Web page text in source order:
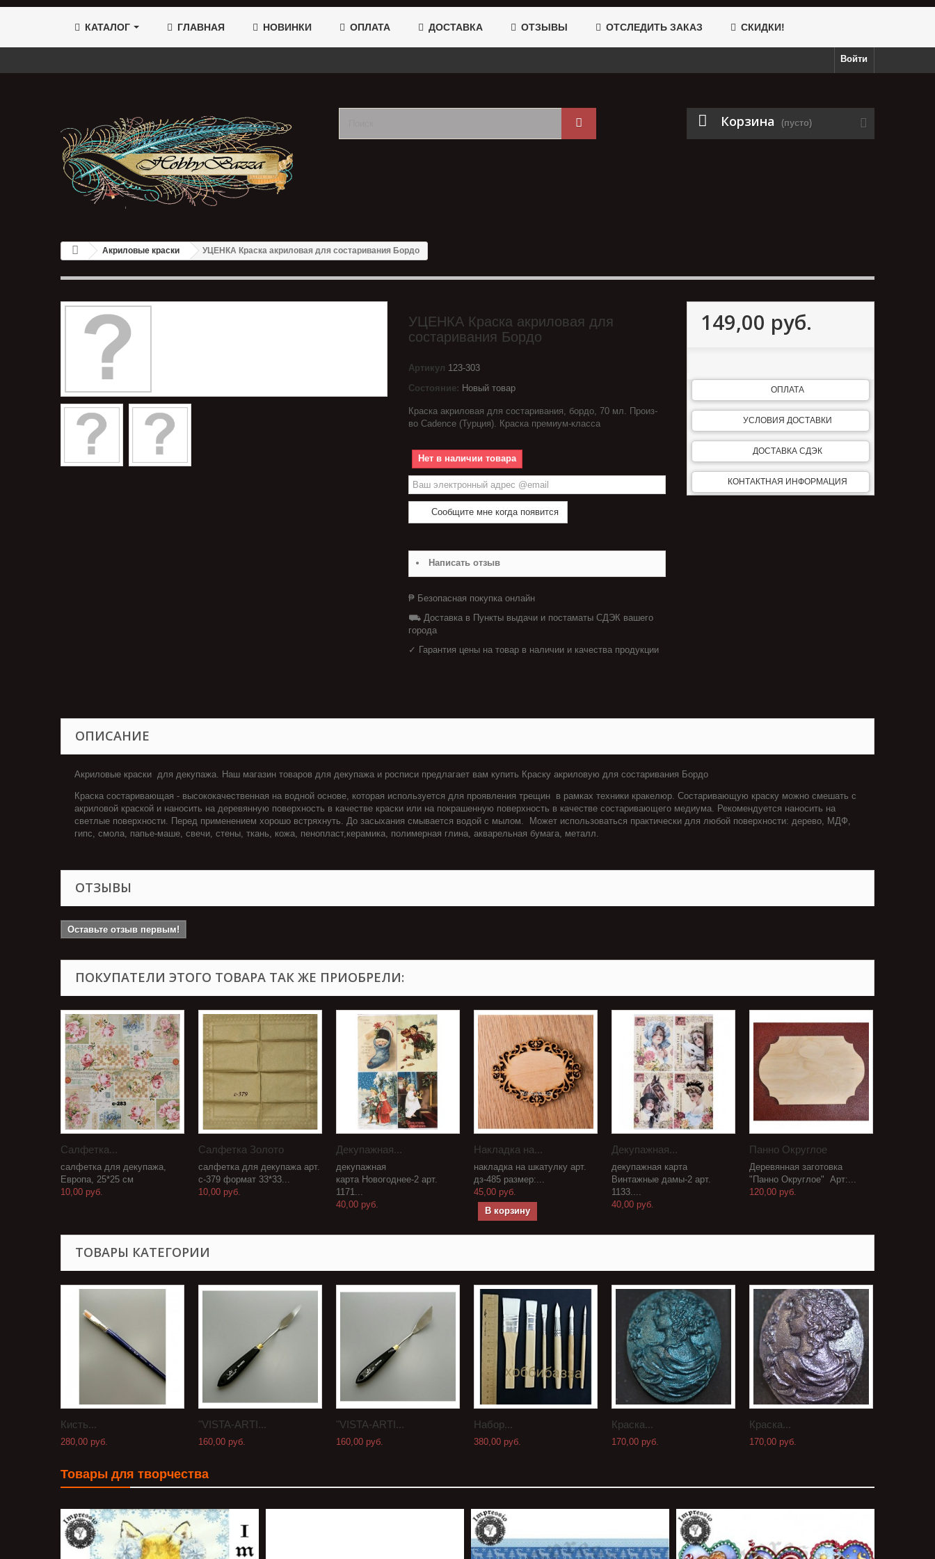
КАТАЛОГ ГЛАВНАЯ НОВИНКИ ОПЛАТА ДОСТАВКА ОТЗЫВЫ ОТСЛЕДИТЬ ЗАКАЗ СКИДКИ!
Войти
Корзина (пусто)
Акриловые краски УЦЕНКА Краска акриловая для состаривания Бордо
УЦЕНКА Краска акриловая для
состаривания Бордо
Артикул 123-303
Состояние: Новый товар
Краска акриловая для состаривания, бордо, 70 мл. Произ-
во Cadence (Турция). Краска премиум-класса
Нет в наличии товара
Сообщите мне когда появится
Написать отзыв
₱ Безопасная покупка онлайн
⛟ Доставка в Пункты выдачи и постаматы СДЭК вашего
города
✓ Гарантия цены на товар в наличии и качества продукции
149,00 руб.
ОПЛАТА
УСЛОВИЯ ДОСТАВКИ
ДОСТАВКА СДЭК
КОНТАКТНАЯ ИНФОРМАЦИЯ
ОПИСАНИЕ
Акриловые краски для декупажа. Наш магазин товаров для декупажа и росписи предлагает вам купить Краску акриловую для состаривания Бордо
Краска состаривающая - высококачественная на водной основе, которая используется для проявления трещин в рамках техники кракелюр. Состаривающую краску можно смешать с
акриловой краской и наносить на деревянную поверхность в качестве краски или на покрашенную поверхность в качестве состаривающего медиума. Рекомендуется наносить на
светлые поверхности. Перед применением хорошо встряхнуть. До засыхания смывается водой с мылом. Может использоваться практически для любой поверхности: дерево, МДФ,
гипс, смола, папье-маше, свечи, стены, ткань, кожа, пенопласт,керамика, полимерная глина, акварельная бумага, металл.
ОТЗЫВЫ
Оставьте отзыв первым!
ПОКУПАТЕЛИ ЭТОГО ТОВАРА ТАК ЖЕ ПРИОБРЕЛИ:
Салфетка...
салфетка для декупажа,
Европа, 25*25 см
10,00 руб.
Салфетка Золото
салфетка для декупажа арт.
с-379 формат 33*33...
10,00 руб.
Декупажная...
декупажная
карта Новогоднее-2 арт.
1171...
40,00 руб.
Накладка на...
накладка на шкатулку арт.
дз-485 размер:...
45,00 руб.
В корзину
Декупажная...
декупажная карта
Винтажные дамы-2 арт.
1133....
40,00 руб.
Панно Округлое
Деревянная заготовка
"Панно Округлое" Арт:...
120,00 руб.
ТОВАРЫ КАТЕГОРИИ
Кисть...
280,00 руб.
"VISTA-ARTI...
160,00 руб.
"VISTA-ARTI...
160,00 руб.
Набор...
380,00 руб.
Краска...
170,00 руб.
Краска...
170,00 руб.
Товары для творчества